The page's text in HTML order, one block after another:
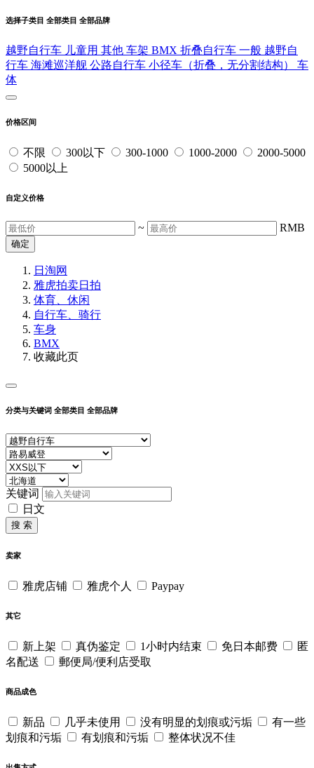
选择子类目 全部类目 全部品牌
越野自行车 儿童用 其他 车架 BMX 折叠自行车 一般 越野自
行车 海滩巡洋舰 公路自行车 小径车（折叠，无分割结构） 车
体
价格区间
不限 300以下 300-1000 1000-2000
2000-5000
5000以上
自定义价格
~ RMB
确定
日淘网
雅虎拍卖日拍
体育、休闲
自行车、骑行
车身
BMX
收藏此页
分类与关键词 全部类目 全部品牌
关键词
日文
搜 索
卖家
雅虎店铺 雅虎个人 Paypay
其它
新上架 真伪鉴定 1小时内结束 免日本邮费
匿
名配送
郵便局/便利店受取
商品成色
新品 几乎未使用 没有明显的划痕或污垢
有一些
划痕和污垢
有划痕和污垢 整体状况不佳